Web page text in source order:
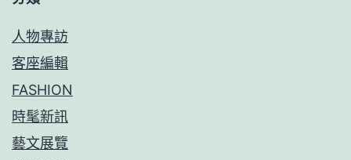
人物專訪
客座編輯
FASHION
時髦新訊
藝文展覽